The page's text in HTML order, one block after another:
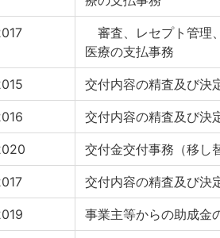
審査、レセプト管理
医療の支払事務
交付内容の精査及び決
交付内容の精査及び決
交付金交付事務（移し
交付内容の精査及び決
事業主等からの助成金